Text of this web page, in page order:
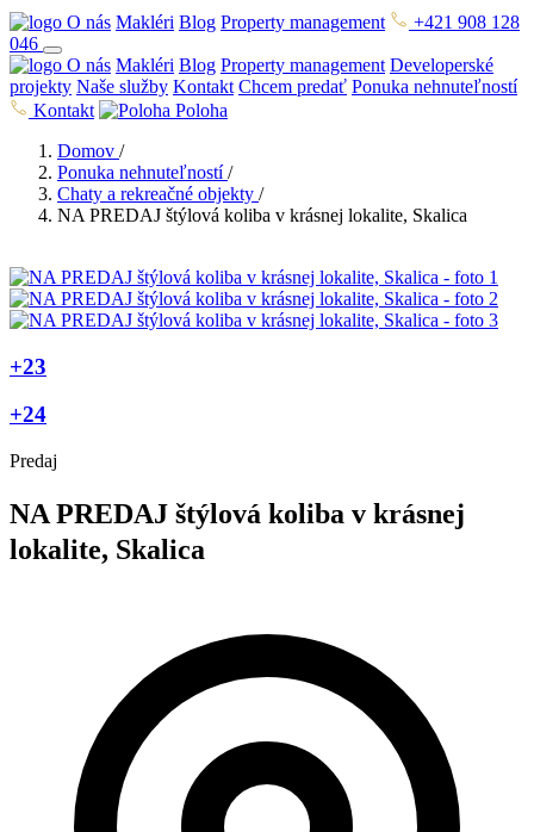
O nás Makléri Blog Property management
+421 908 128
046
O nás Makléri Blog Property management Developerské
projekty Naše služby Kontakt Chcem predať Ponuka nehnuteľností
Kontakt
Poloha
Domov /
Ponuka nehnuteľností /
Chaty a rekreačné objekty /
NA PREDAJ štýlová koliba v krásnej lokalite, Skalica
+23
+24
Predaj
NA PREDAJ štýlová koliba v krásnej
lokalite, Skalica